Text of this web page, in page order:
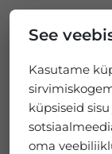
See
Kasutame
küpsiseid
oma